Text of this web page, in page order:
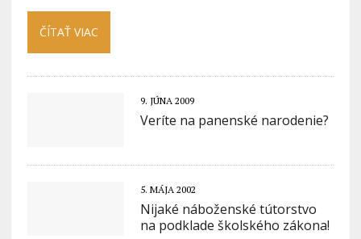
ČÍTAŤ VIAC
9. JÚNA 2009
Veríte na panenské narodenie?
5. MÁJA 2002
Nijaké náboženské tútorstvo
na podklade školského zákona!